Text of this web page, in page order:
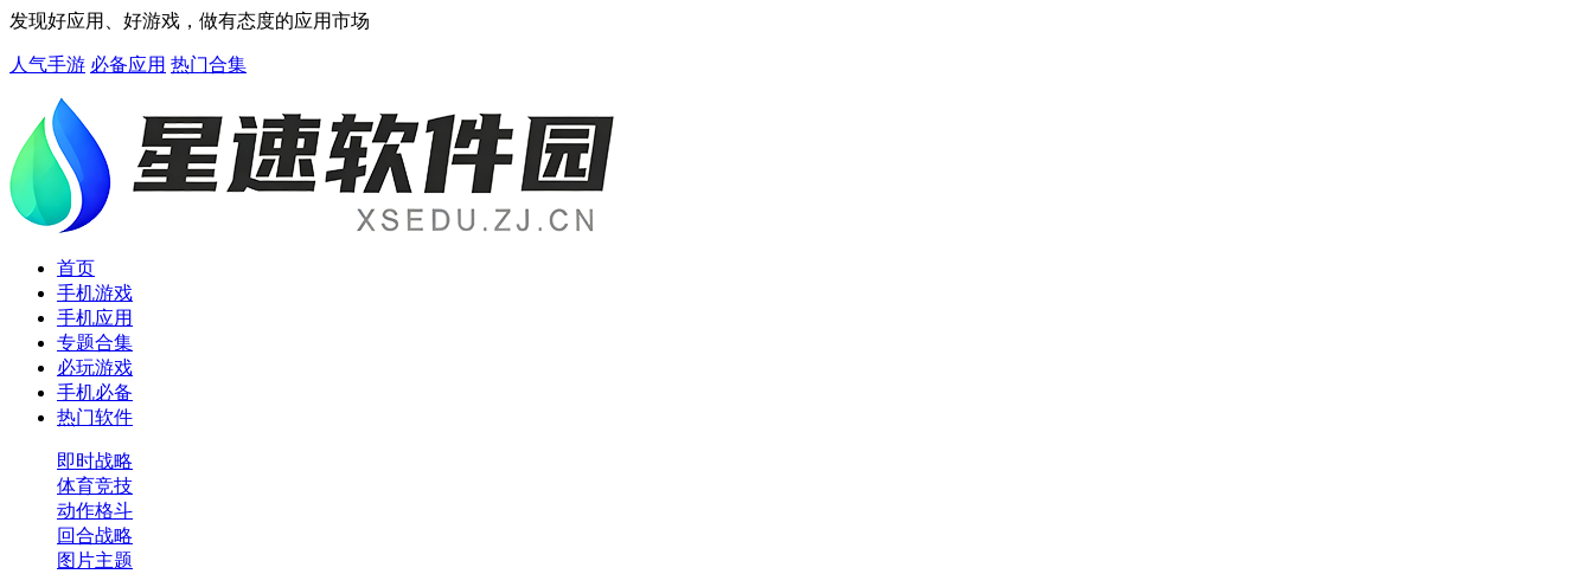
发现好应用、好游戏，做有态度的应用市场
人气手游 必备应用 热门合集
首页
手机游戏
手机应用
专题合集
必玩游戏
手机必备
热门软件
即时战略
体育竞技
动作格斗
回合战略
图片主题